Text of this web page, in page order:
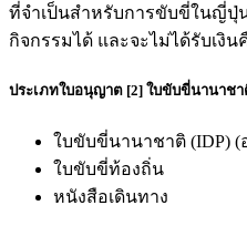
ที่จำเป็นสำหรับการขับขี่ในญี่ปุ่
กิจกรรมได้ และจะไม่ได้รับเงิน
ประเภทใบอนุญาต [2] ใบขับขี่นานาช
ใบขับขี่นานาชาติ (IDP)
ใบขับขี่ท้องถิ่น
หนังสือเดินทาง